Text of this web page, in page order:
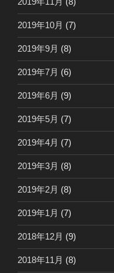
2019年10月 (7)
2019年9月 (8)
2019年7月 (6)
2019年6月 (9)
2019年5月 (7)
2019年4月 (7)
2019年3月 (8)
2019年2月 (8)
2019年1月 (7)
2018年12月 (9)
2018年11月 (8)